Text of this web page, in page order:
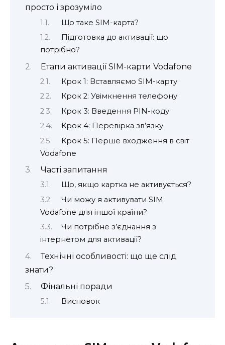
просто і зрозуміло
Що таке SIM-карта?
Підготовка до активації: що
потрібно?
Етапи активації SIM-карти Vodafone
Крок 1: Вставляємо SIM-карту
Крок 2: Увімкнення телефону
Крок 3: Введення PIN-коду
Крок 4: Перевірка зв’язку
Крок 5: Перше входження в світ
Vodafone
Часті запитання
Що, якщо картка не активується?
Чи можу я активувати SIM
Vodafone для іншої країни?
Чи потрібне з’єднання з
інтернетом для активації?
Технічні особливості: що ще слід
знати?
Фінальні поради
Висновок